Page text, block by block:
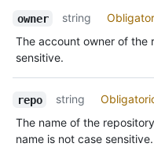
owner string
The account owner of the
sensitive.
repo string
The name of the
name is not case sensitive.